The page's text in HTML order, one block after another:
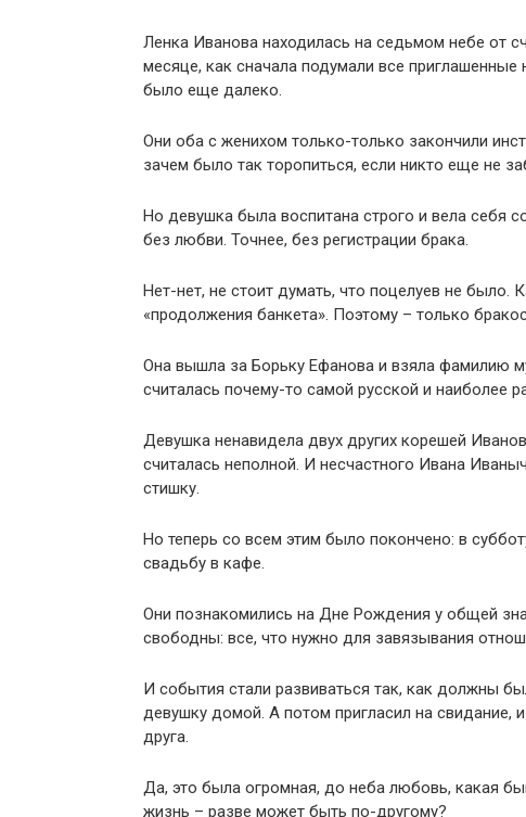
Ленка Иванова находилась на седьмом небе от
месяце, как сначала подумали все
было еще далеко.
Они оба с женихом только-только закончили
зачем было так торопиться, если никто еще не
Но девушка была воспитана строго и вела себя
без любви. Точнее, без регистрации брака.
Нет-нет, не стоит думать, что поцелуев не было.
«продолжения банкета». Поэтому – только
Она вышла за Борьку Ефанова и взяла фамилию
считалась почему-то самой русской и наиболее
Девушка ненавидела двух других корешей
считалась неполной. И несчастного Ивана
стишку.
Но теперь со всем этим было покончено: в
свадьбу в кафе.
Они познакомились на Дне Рождения у общей
свободны: все, что нужно для завязывания
И события стали развиваться так, как должны
девушку домой. А потом пригласил на свидание,
друга.
Да, это была огромная, до неба любовь, какая
жизнь – разве может быть по-другому?